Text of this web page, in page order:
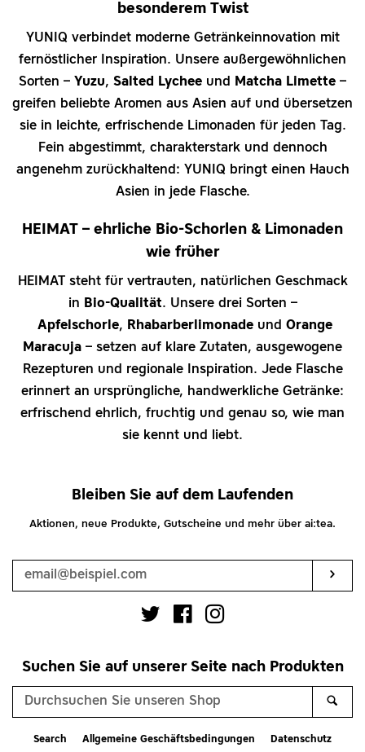
besonderem Twist
YUNIQ verbindet moderne Getränkeinnovation mit
fernöstlicher Inspiration. Unsere außergewöhnlichen
Sorten – Yuzu, Salted Lychee und Matcha Limette –
greifen beliebte Aromen aus Asien auf und übersetzen
sie in leichte, erfrischende Limonaden für jeden Tag.
Fein abgestimmt, charakterstark und dennoch
angenehm zurückhaltend: YUNIQ bringt einen Hauch
Asien in jede Flasche.
HEIMAT – ehrliche Bio-Schorlen & Limonaden
wie früher
HEIMAT steht für vertrauten, natürlichen Geschmack
in Bio-Qualität. Unsere drei Sorten –
Apfelschorle, Rhabarberlimonadeund Orange
Maracuja – setzen auf klare Zutaten, ausgewogene
Rezepturen und regionale Inspiration. Jede Flasche
erinnert an ursprüngliche, handwerkliche Getränke:
erfrischend ehrlich, fruchtig und genau so, wie man
sie kennt und liebt.
Bleiben Sie auf dem Laufenden
Ihre
Mail-
Aktionen, neue Produkte, Gutscheine und mehr über ai:tea.
TwitterFacebookInstagram
Suchen Sie auf unserer Seite nach Produkten
Durchsuchen
Sie
unseren
Search Allgemeine Geschäftsbedingungen Datenschutz